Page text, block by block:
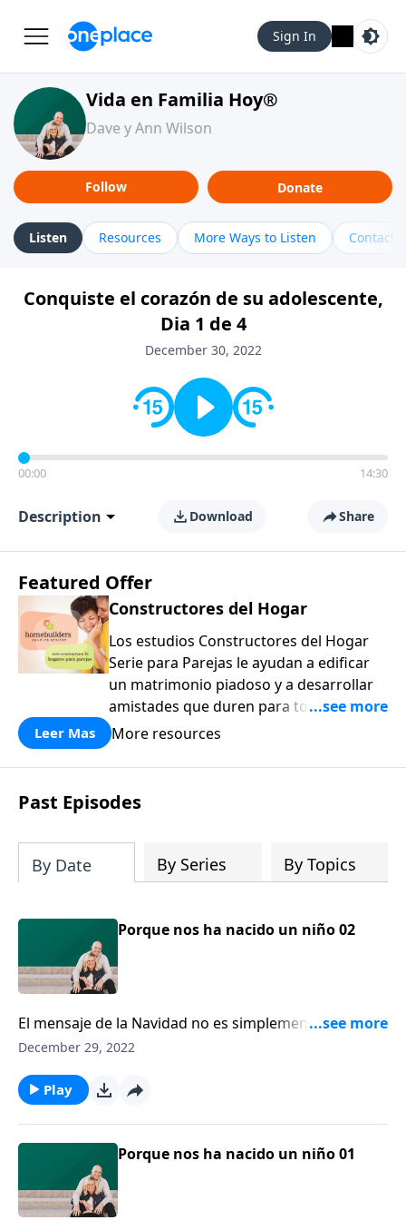
Sign In
Vida en Familia Hoy®
Dave y Ann Wilson
Follow Donate
Listen Resources More Ways to Listen Contact
Conquiste el corazón de su adolescente,
Dia 1 de 4
December 30, 2022
00:00 14:30
Description Download Share
Featured Offer
Constructores del Hogar
Los estudios Constructores del Hogar
Serie para Parejas le ayudan a edificar
un matrimonio piadoso y a desarrollar
amistades que duren para toda la vida.
¡Únase a uno de los estudios de grupos
a casa los principios de la Palabra de
Dios para compartirlos con su familia,
su iglesia y su comunidad!
Leer Mas More resources
Past Episodes
By Date By Series By Topics
Porque nos ha nacido un niño 02
El mensaje de la Navidad no es simplemente que Dios
envió a un bebé en carne humana, o que Dios se
el mensaje del evangelio, que las personas que
caminan en las tinieblas ahora pueden ver la luz.
December 29, 2022
Play
Porque nos ha nacido un niño 01